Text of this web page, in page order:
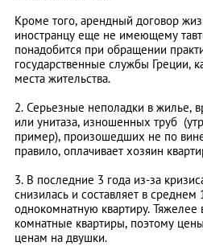
Кроме того, арендный договор
иностранцу еще не имеющему
понадобится при обращении
государственные службы Греции,
места жительства.
2. Серьезные неполадки в жилье,
или унитаза, изношенных труб
пример), произошедших не по
правило, оплачивает хозяин
3. В последние 3 года из-за
снизилась и составляет в
однокомнатную квартиру. Тяжелее
комнатные квартиры, поэтому
ценам на двушки.